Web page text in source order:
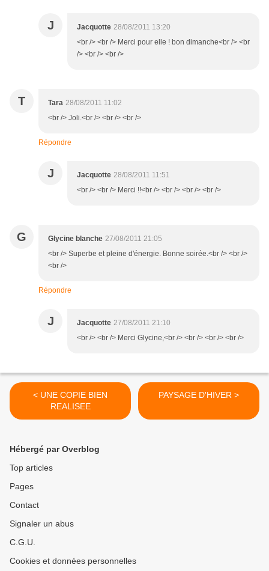
J Jacquotte 28/08/2011 13:20
<br /> <br /> Merci pour elle ! bon dimanche<br /> <br
/> <br /> <br />
T Tara 28/08/2011 11:02
<br /> Joli.<br /> <br /> <br />
Répondre
J Jacquotte 28/08/2011 11:51
<br /> <br /> Merci !!<br /> <br /> <br /> <br />
G Glycine blanche 27/08/2011 21:05
<br /> Superbe et pleine d'énergie. Bonne soirée.<br /> <br />
<br />
Répondre
J Jacquotte 27/08/2011 21:10
<br /> <br /> Merci Glycine,<br /> <br /> <br /> <br />
< UNE COPIE BIEN
REALISEE
PAYSAGE D'HIVER >
Hébergé par Overblog
Top articles
Pages
Contact
Signaler un abus
C.G.U.
Cookies et données personnelles